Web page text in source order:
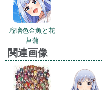
瑠璃色金魚と花
菖蒲
関連画像